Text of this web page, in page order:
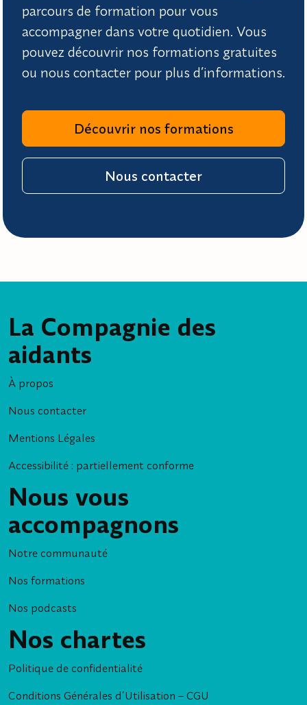
parcours de formation pour vous
accompagner dans votre quotidien. Vous
pouvez découvrir nos formations gratuites
ou nous contacter pour plus d’informations.
Découvrir nos formations
Nous contacter
La Compagnie des
aidants
À propos
Nous contacter
Mentions Légales
Accessibilité : partiellement conforme
Nous vous
accompagnons
Notre communauté
Nos formations
Nos podcasts
Nos chartes
Politique de confidentialité
Conditions Générales d’Utilisation – CGU